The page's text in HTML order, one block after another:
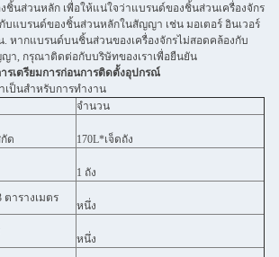
ชิ้นส่วนหลัก เพื่อให้แน่ใจว่าแบรนด์ของชิ้นส่วนเครื่องจักร
บแบรนด์ของชิ้นส่วนหลักในสัญญา เช่น มอเตอร์ อินเวอร์
. หากแบรนด์บนชิ้นส่วนของเครื่องจักรไม่สอดคล้องกับ
า, กรุณาติดต่อกับบริษัทของเราเพื่อยืนยัน
ารเตรียมการก่อนการติดตั้งอุปกรณ์
เป็นสําหรับการทํางาน
จํานวน
ด
170L*เจ็ดถัง
1 ถัง
ารางเมตร
หนึ่ง
หนึ่ง